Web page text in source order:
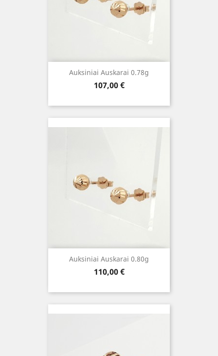
Auksiniai Auskarai 0.78g
Kaina
107,00 €
Auksiniai Auskarai 0.80g
Kaina
110,00 €